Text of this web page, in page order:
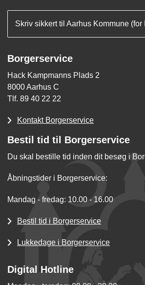
Skriv sikkert til Aarhus Kommune (for
Borgerservice
Hack Kampmanns Plads 2
8000 Aarhus C
Tlf. 89 40 22 22
Kontakt Borgerservice
Bestil tid til Borgerservice
Du skal bestille tid inden dit besøg i
Åbningstider i Borgerservice:
Mandag - fredag: 10.00 - 16.00
Bestil tid i Borgerservice
Lukkedage i Borgerservice
Digital Hotline